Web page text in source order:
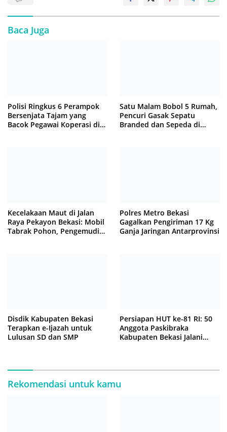
Baca Juga
Polisi Ringkus 6 Perampok
Bersenjata Tajam yang
Bacok Pegawai Koperasi di
Satu Malam Bobol 5 Rumah,
Pencuri Gasak Sepatu
Branded dan Sepeda di
Kecelakaan Maut di Jalan
Raya Pekayon Bekasi: Mobil
Tabrak Pohon, Pengemudi
Polres Metro Bekasi
Gagalkan Pengiriman 17 Kg
Ganja Jaringan Antarprovinsi
Disdik Kabupaten Bekasi
Terapkan e-Ijazah untuk
Lulusan SD dan SMP
Persiapan HUT ke-81 RI: 50
Anggota Paskibraka
Kabupaten Bekasi Jalani
Rekomendasi untuk kamu